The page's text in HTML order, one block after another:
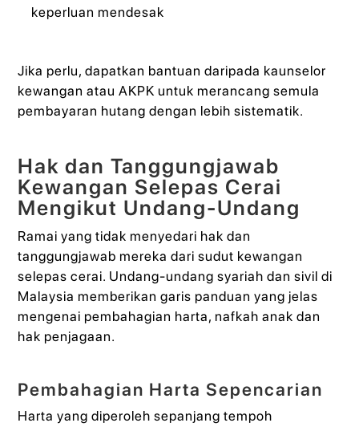
keperluan mendesak
Jika perlu, dapatkan bantuan daripada kaunselor
kewangan atau AKPK untuk merancang semula
pembayaran hutang dengan lebih sistematik.
Hak dan Tanggungjawab
Kewangan Selepas Cerai
Mengikut Undang-Undang
Ramai yang tidak menyedari hak dan
tanggungjawab mereka dari sudut kewangan
selepas cerai. Undang-undang syariah dan sivil di
Malaysia memberikan garis panduan yang jelas
mengenai pembahagian harta, nafkah anak dan
hak penjagaan.
Pembahagian Harta Sepencarian
Harta yang diperoleh sepanjang tempoh